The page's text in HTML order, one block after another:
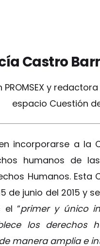
Castro
y
espacio Cuestión
incorporarse a la
humanos de
Humanos. Esta
de junio del 2015 y
el “primer y único
los derechos
manera amplia e